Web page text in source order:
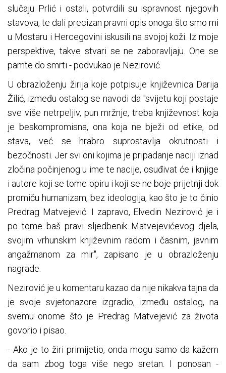
slučaju Prlić i ostali, potvrdili su ispravnost njegovih
stavova, te dali precizan pravni opis onoga što smo mi
u Mostaru i Hercegovini iskusili na svojoj koži. Iz moje
perspektive, takve stvari se ne zaboravljaju. One se
pamte do smrti - podvukao je Nezirović.
U obrazloženju žirija koje potpisuje književnica Darija
Žilić, između ostalog se navodi da "svijetu koji postaje
sve više netrpeljiv, pun mržnje, treba književnost koja
je beskompromisna, ona koja ne bježi od etike, od
stava, već se hrabro suprostavlja okrutnosti i
bezočnosti. Jer svi oni kojima je pripadanje naciji iznad
zločina počinjenog u ime te nacije, osuđivat će i knjige
i autore koji se tome opiru i koji se ne boje prijetnji dok
promiču humanizam, bez ideologija, kao što je to činio
Predrag Matvejević. I zapravo, Elvedin Nezirović je i
po tome baš pravi sljedbenik Matvejevićevog djela,
svojim vrhunskim književnim radom i časnim, javnim
angažmanom za mir", zapisano je u obrazloženju
nagrade.
Nezirović je u komentaru kazao da nije nikakva tajna da
je svoje svjetonazore izgradio, između ostalog, na
svemu onome što je Predrag Matvejević za života
govorio i pisao.
- Ako je to žiri primijetio, onda mogu samo da kažem
da sam zbog toga više nego sretan. I ponosan -